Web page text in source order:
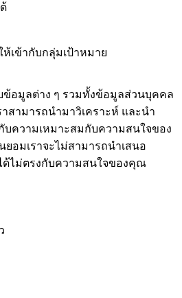
เข้ากับกลุ่มเป้าหมาย
ข้อมูลต่าง ๆ รวมทั้งข้อมูลส่วนบุคคล
สามารถนำมาวิเคราะห์ และนำ
บความเหมาะสมกับความสนใจของ
อมเราจะไม่สามารถนำเสนอ
ไม่ตรงกับความสนใจของคุณ